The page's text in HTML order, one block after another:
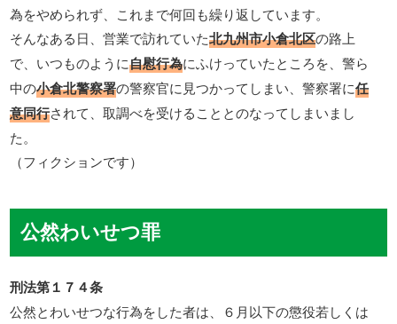
為をやめられず、これまで何回も繰り返しています。
そんなある日、営業で訪れていた北九州市小倉北区の路上
で、いつものように自慰行為にふけっていたところを、警ら
中の小倉北警察署の警察官に見つかってしまい、警察署に任
意同行されて、取調べを受けることとのなってしまいまし
た。
（フィクションです）
公然わいせつ罪
刑法第１７４条
公然とわいせつな行為をした者は、６月以下の懲役若しくは